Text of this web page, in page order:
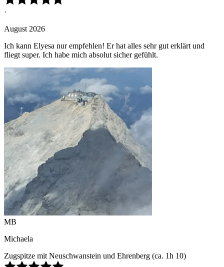
·
August 2026
Ich kann Elyesa nur empfehlen! Er hat alles sehr gut erklärt und
fliegt super. Ich habe mich absolut sicher gefühlt.
MB
Michaela
Zugspitze mit Neuschwanstein und Ehrenberg (ca. 1h 10)